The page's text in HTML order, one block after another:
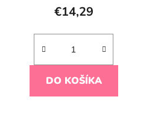
€14,29
DO KOŠÍKA